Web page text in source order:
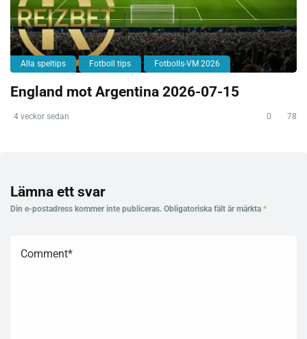
Alla speltips Fotboll tips Fotbolls-VM 2026
England mot Argentina 2026-07-15
4 veckor sedan 0 78
Lämna ett svar
Din e-postadress kommer inte publiceras. Obligatoriska fält är märkta *